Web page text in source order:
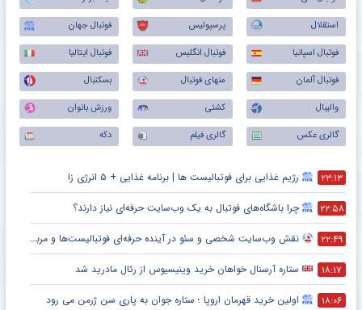
استقلال
پرسپولیس
فوتبال جهان
فوتبال اسپانیا
فوتبال انگلیس
فوتبال ایتالیا
فوتبال آلمان
منهای فوتبال
بسکتبال
والیبال
کشتی
ورزش بانوان
گالری عکس
گالری فیلم دکه
۲۳:۱۳ رژیم غذایی برای فوتبالیست ها | برنامه غذایی + ۵ انرژی زا
۲۲:۵۸ چرا باشگاه‌های فوتبال به یک وب‌سایت حرفه‌ای نیاز دارند؟
۲۲:۴۹ نقش وب‌سایت شخصی و سئو در آینده حرفه‌ای فوتبالیست‌ها و مربیان
۱۸:۱۷ ستاره آرسنال خواهان خرید وینیسیوس از رئال مادرید شد
۱۸:۰۶ اولین خرید قهرمان اروپا ؛ ستاره جوان به پاری سن ژرمن می رود